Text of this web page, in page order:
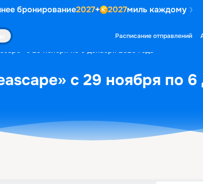
бронирование2027+ 2027миль каждому
Расписание отправлений
с 29 ноября по 6 декабря 2026 года
с 29 ноября по